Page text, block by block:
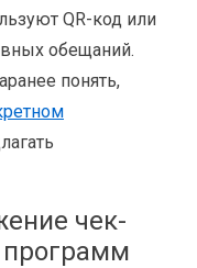
QR-код или
обещаний.
понять,
чек-